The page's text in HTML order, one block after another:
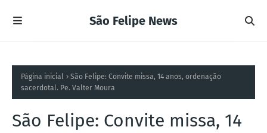
São Felipe News
Página inicial
São Felipe: Convite missa, 14 anos, ordenação
sacerdotal. Pe. Valter Moura
São Felipe: Convite missa, 14